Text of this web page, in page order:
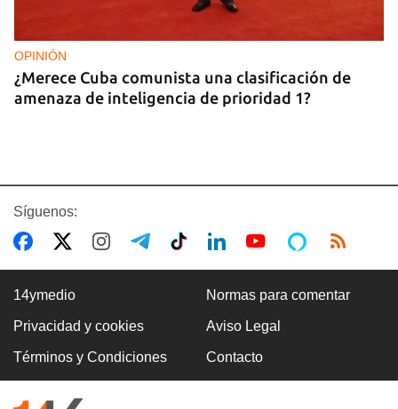
OPINIÓN
¿Merece Cuba comunista una clasificación de
amenaza de inteligencia de prioridad 1?
ASALTOS
"Cuba entera es una boca de lobo"
Síguenos:
14ymedio Normas para comentar
Privacidad y cookies Aviso Legal
Términos y Condiciones Contacto